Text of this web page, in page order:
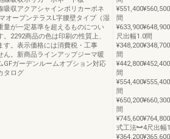
収アクアシャインポリカーボネ
オープンテラスL字腰壁タイプ（湿
量が一定基準を超えるものについ
2292商品の色は印刷の性質上、
す。表示価格には消費税・工事
ん。新商品ラインアップジーマ暖
GFガーデンルームオプション対応
タログ
間
尺出幅1.0間
間
間
間
間
式工法︼4尺出幅